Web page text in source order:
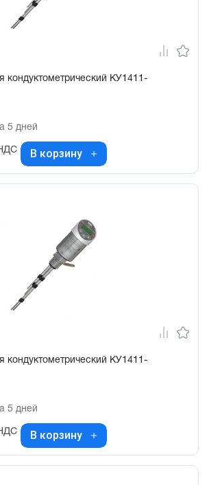
кондуктометрический КУ1411-
5 дней
В корзину
кондуктометрический КУ1411-
5 дней
В корзину